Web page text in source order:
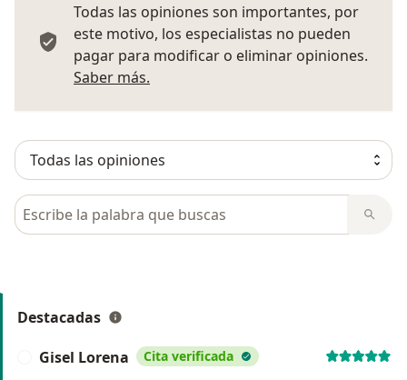
Todas las opiniones son importantes, por
este motivo, los especialistas no pueden
pagar para modificar o eliminar opiniones.
Saber más.
Busca en opiniones
Destacadas
Gisel Lorena Cita verificada